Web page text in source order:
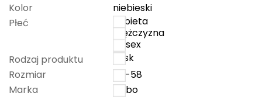
Grand Trunk
Gregory
Kolor
niebieski
Płeć
kobieta
mężczyzna
unisex
Rodzaj produktu
kask
Rozmiar
54-58
Marka
Julbo